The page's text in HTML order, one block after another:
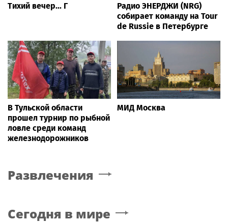
Тихий вечер... Г
Радио ЭНЕРДЖИ (NRG)
собирает команду на Tour
de Russie в Петербурге
В Тульской области
прошел турнир по рыбной
ловле среди команд
железнодорожников
МИД Москва
Развлечения
Сегодня в мире